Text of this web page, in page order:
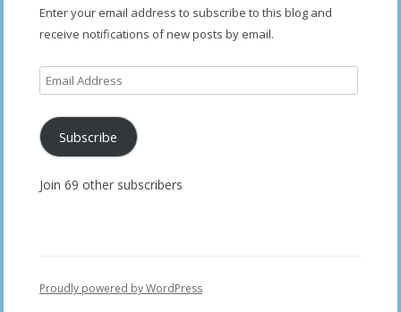
Enter your email address to subscribe to this blog and
receive notifications of new posts by email.
Email
Address
Subscribe
Join 69 other subscribers
Proudly powered by WordPress